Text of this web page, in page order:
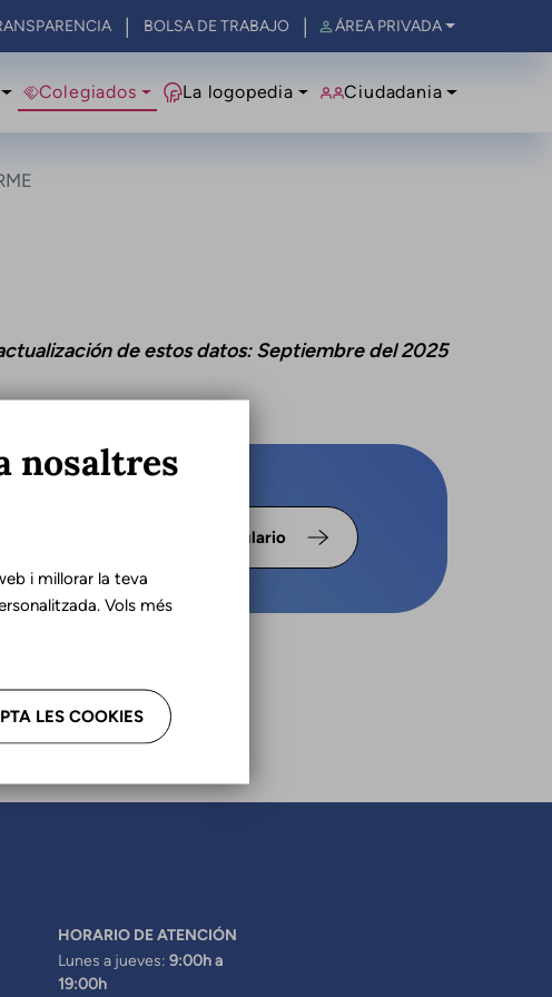
BOLSA DE TRABAJO ÁREA PRIVADA
Colegiados La logopedia Ciudadania
de estos datos: Septiembre del 2025
el
Formulario
HORARIO DE ATENCIÓN
Lunes a jueves: 9:00h a
19:00h
nosaltres
i millorar la teva
Vols més
LES COOKIES